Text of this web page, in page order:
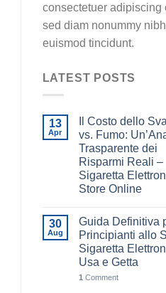
consectetuer adipiscing
sed diam nonummy nibh
euismod tincidunt.
LATEST POSTS
13
Apr
Il Costo dello
vs. Fumo:
Trasparente dei
Risparmi Reali –
Sigaretta
Store Online
30
Aug
Guida Definitiva
Principianti allo
Sigaretta
Usa e Getta
1 Comment